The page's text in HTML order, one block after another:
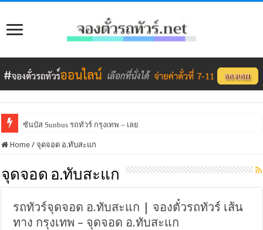
ซันบัส Sunbus รถทัวร์ กรุงเทพ – เลย
Home / จุดจอด อ.ทับสะแก
จุดจอด อ.ทับสะแก
รถทัวร์จุดจอด อ.ทับสะแก | จองตั๋วรถทัวร์ เส้น
ทาง กรุงเทพ – จุดจอด อ.ทับสะแก